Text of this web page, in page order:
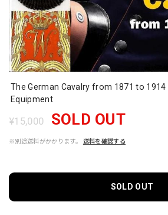
The German Cavalry from 1871 to
Equipment
¥15,000 SOLD OUT
※別途送料がかかります。 送料を確認する
SOLD OUT